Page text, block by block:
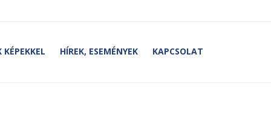
HÍREK, ESEMÉNYEK KAPCSOLAT